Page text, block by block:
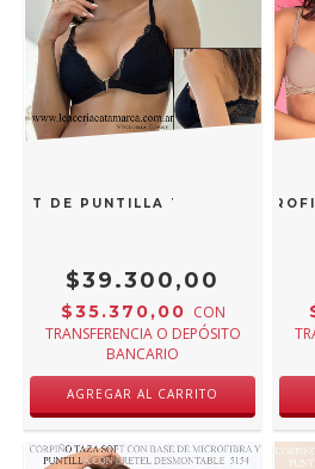
DE PUNTILLA TIENE BROCHE
$39.300,00
$35.370,00 CON
TRANSFERENCIA O DEPÓSITO
BANCARIO
AGREGAR AL CARRITO
TAZA SOFT CON BASE DE